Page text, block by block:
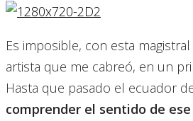
Es imposible, con esta
artista que me cabreó, en un
Hasta que pasado el ecuador
comprender el sentido de